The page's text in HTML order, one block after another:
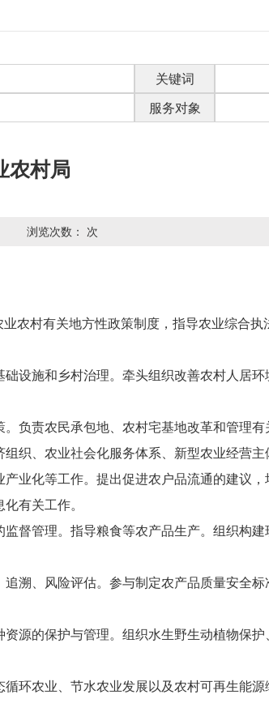
关键词
服务对象
农村局
浏览次数： 次
农村有关地方性政策制度，指导农业综合
设施和乡村治理。牵头组织改善农村人居
负责农民承包地、农村宅基地改革和管理
织、农业社会化服务体系、新型农业经营主
业化等工作。提出促进农户品流通的建议
有关工作。
督管理。指导粮食等农产品生产。组织构
溯、风险评估。参与制定农产品质量安全
源的保护与管理。组织水生野生动植物保
环农业、节水农业发展以及农村可再生能